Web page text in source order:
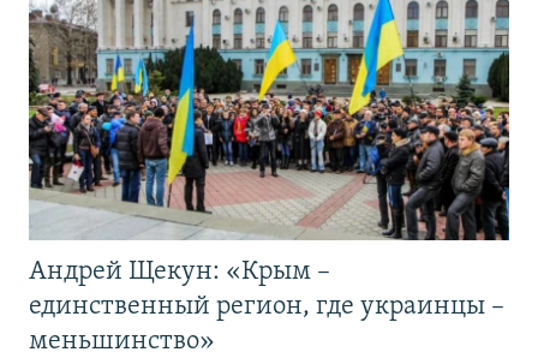
Андрей Щекун: «Крым –
единственный регион, где украинцы –
меньшинство»